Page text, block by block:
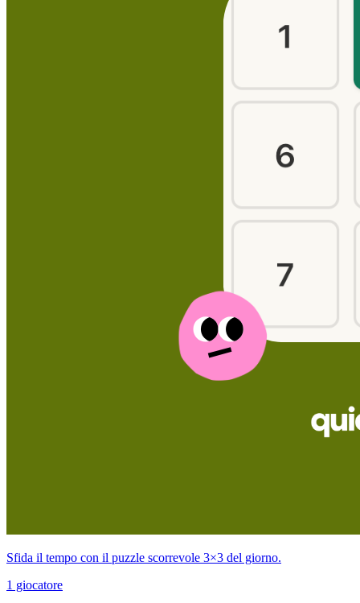
Sfida il tempo con il puzzle scorrevole 3×3 del giorno.
1 giocatore